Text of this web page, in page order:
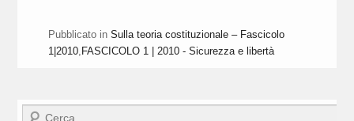
Pubblicato in Sulla teoria costituzionale – Fascicolo
1|2010, FASCICOLO 1 | 2010 - Sicurezza e libertà
Cerca